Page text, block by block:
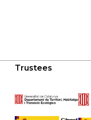
Trustees